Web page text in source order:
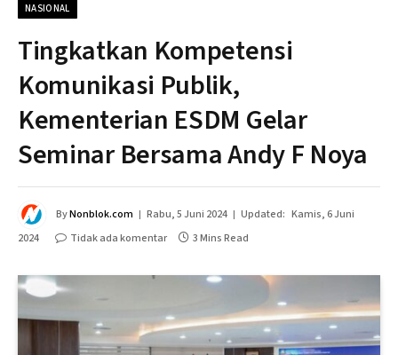
NASIONAL
Tingkatkan Kompetensi
Komunikasi Publik,
Kementerian ESDM Gelar
Seminar Bersama Andy F Noya
ByNonblok.com Rabu, 5 Juni 2024 Updated: Kamis, 6 Juni
2024
Tidak ada komentar 3 Mins Read